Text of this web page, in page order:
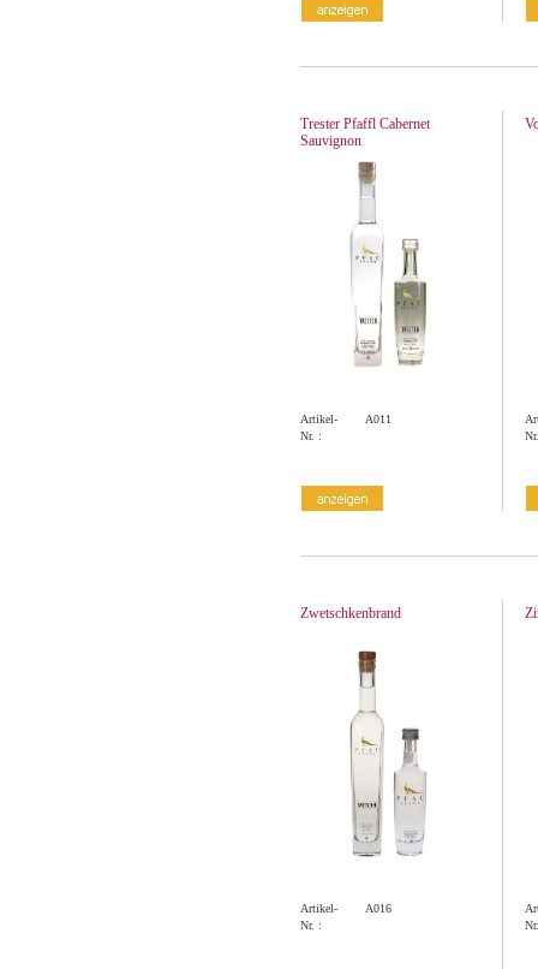
Trester Pfaffl Cabernet
Sauvignon
Artikel-
Nr. :
A011
Zwetschkenbrand
Artikel-
Nr. :
A016